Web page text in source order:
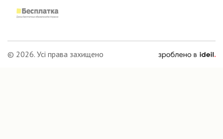
© 2026. Усі права захищено
зроблено